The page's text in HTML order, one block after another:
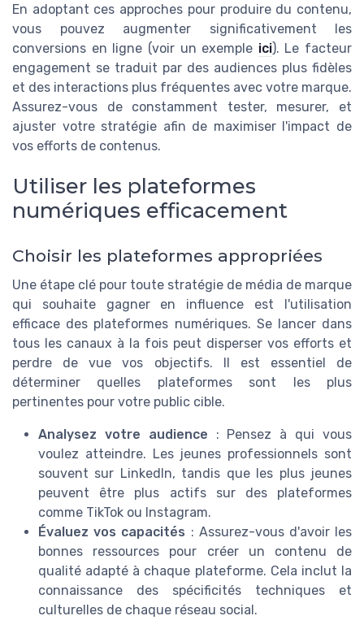
En adoptant ces approches pour produire du contenu,
vous pouvez augmenter significativement les
conversions en ligne (voir un exemple ici). Le facteur
engagement se traduit par des audiences plus fidèles
et des interactions plus fréquentes avec votre marque.
Assurez-vous de constamment tester, mesurer, et
ajuster votre stratégie afin de maximiser l'impact de
vos efforts de contenus.
Utiliser les plateformes
numériques efficacement
Choisir les plateformes appropriées
Une étape clé pour toute stratégie de média de marque
qui souhaite gagner en influence est l'utilisation
efficace des plateformes numériques. Se lancer dans
tous les canaux à la fois peut disperser vos efforts et
perdre de vue vos objectifs. Il est essentiel de
déterminer quelles plateformes sont les plus
pertinentes pour votre public cible.
Analysez votre audience : Pensez à qui vous
voulez atteindre. Les jeunes professionnels sont
souvent sur LinkedIn, tandis que les plus jeunes
peuvent être plus actifs sur des plateformes
comme TikTok ou Instagram.
Évaluez vos capacités : Assurez-vous d'avoir les
bonnes ressources pour créer un contenu de
qualité adapté à chaque plateforme. Cela inclut la
connaissance des spécificités techniques et
culturelles de chaque réseau social.